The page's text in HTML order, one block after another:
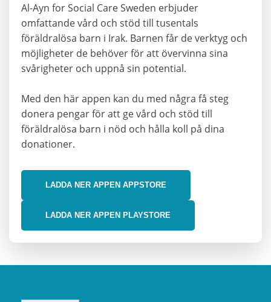
Al-Ayn for Social Care Sweden erbjuder
omfattande vård och stöd till tusentals
föräldralösa barn i Irak. Barnen får de verktyg och
möjligheter de behöver för att övervinna sina
svårigheter och uppnå sin potential.
Med den här appen kan du med några få steg
donera pengar för att ge vård och stöd till
föräldralösa barn i nöd och hålla koll på dina
donationer.
LADDA NER APPEN APPSTORE
LADDA NER APPEN PLAYSTORE